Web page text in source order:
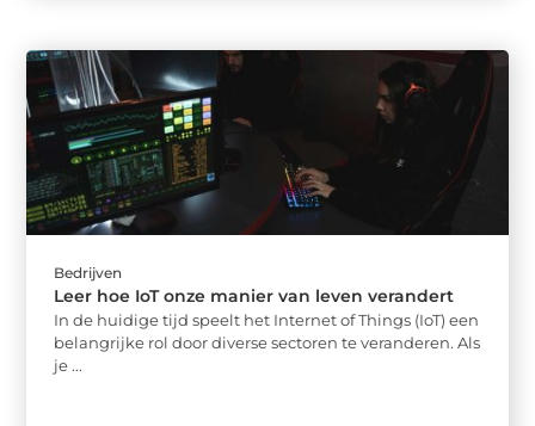
Bedrijven
Leer hoe IoT onze manier van leven verandert
In de huidige tijd speelt het Internet of Things (IoT) een
belangrijke rol door diverse sectoren te veranderen. Als
je ...